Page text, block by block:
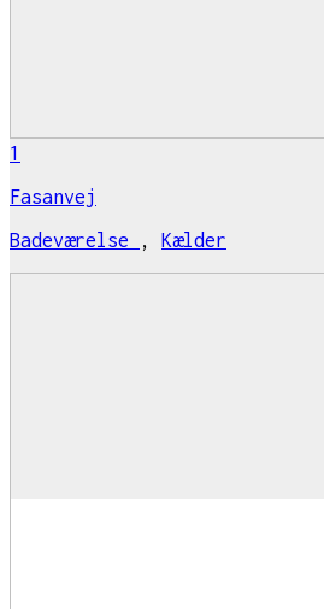
1
Fasanvej
Badeværelse
, Kælder